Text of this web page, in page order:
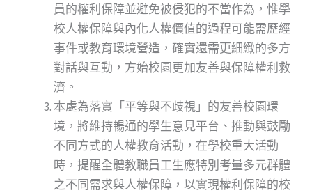
員的權利保障並避免被侵犯的不當作為，惟學
校人權保障與內化人權價值的過程可能需歷經
事件或教育環境營造，確實還需更細緻的多方
對話與互動，方始校園更加友善與保障權利救
濟。
本處為落實「平等與不歧視」的友善校園環
境，將維持暢通的學生意見平台、推動與鼓勵
不同方式的人權教育活動，在學校重大活動
時，提醒全體教職員工生應特別考量多元群體
之不同需求與人權保障，以實現權利保障的校